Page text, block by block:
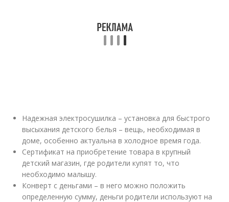
Надежная электросушилка – установка для быстрого
высыхания детского белья – вещь, необходимая в
доме, особенно актуальна в холодное время года.
Сертификат на приобретение товара в крупный
детский магазин, где родители купят то, что
необходимо малышу.
Конверт с деньгами – в него можно положить
определенную сумму, деньги родители используют на